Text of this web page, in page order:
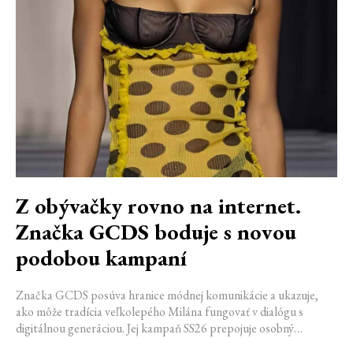
Z obývačky rovno na internet.
Značka GCDS boduje s novou
podobou kampaní
Značka GCDS posúva hranice módnej komunikácie a ukazuje,
ako môže tradícia veľkolepého Milána fungovať v dialógu s
digitálnou generáciou. Jej kampaň SS26 prepojuje osobný